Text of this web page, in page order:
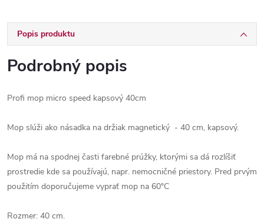
Popis produktu
Podrobný popis
Profi mop micro speed kapsový 40cm
Mop slúži ako násadka na držiak magnetický - 40 cm, kapsový.
Mop má na spodnej časti farebné prúžky, ktorými sa dá rozlíšiť
prostredie kde sa používajú, napr. nemocničné priestory. Pred prvým
použitím doporučujeme vyprať mop na 60°C
Rozmer: 40 cm.